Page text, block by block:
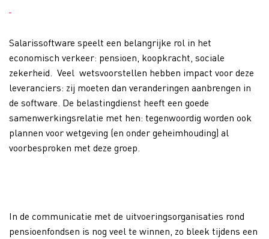
Salarissoftware speelt een belangrijke rol in het
economisch verkeer: pensioen, koopkracht, sociale
zekerheid. Veel wetsvoorstellen hebben impact voor deze
leveranciers: zij moeten dan veranderingen aanbrengen in
de software. De belastingdienst heeft een goede
samenwerkingsrelatie met hen: tegenwoordig worden ook
plannen voor wetgeving (en onder geheimhouding) al
voorbesproken met deze groep.
In de communicatie met de uitvoeringsorganisaties rond
pensioenfondsen is nog veel te winnen, zo bleek tijdens een